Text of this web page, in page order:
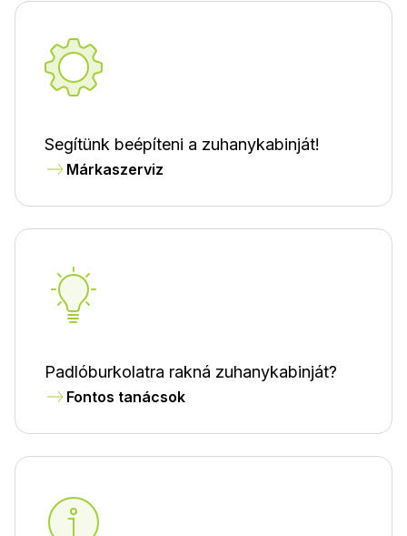
Segítünk beépíteni a zuhanykabinját!
Márkaszerviz
Padlóburkolatra rakná zuhanykabinját?
Fontos tanácsok